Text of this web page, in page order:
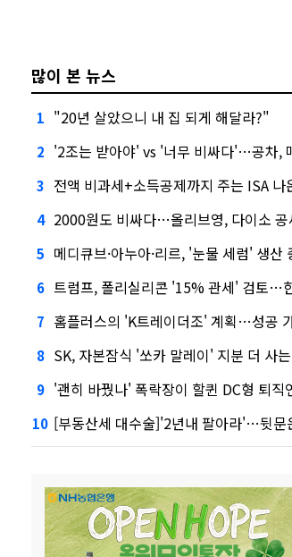
많이 본 뉴스
1 "20년 살았으니 내 집 되게 해달라?"
2 '2조는 받아야' vs '너무 비싸다'…공차, 매각 성공할
3 전액 비과세+소득공제까지 주는 ISA 나
4 2000원도 비싸다…올리브영, 다이소 공세에 '가성비'로
5 메디큐브·아누아·리르, '눈물 세럼' 생산 중단한
6 트럼프, 폴리실리콘 '15% 관세' 검토…한화큐셀·OCI 영
7 홈플러스의 'K트레이더조' 계획…성공 가능성은 '
8 SK, 자본잠식 '쏘카 말레이' 지분 더 사
9 '괜히 바꿨나' 폭락장이 할퀸 DC형 퇴직연금…전문가
10 [부동산세 대수술]'2년내 팔아라'…뒷문은 열었